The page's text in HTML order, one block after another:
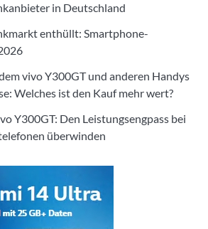
in Deutschland
enthüllt: Smartphone-
vivo Y300GT und anderen Handys
Welches ist den Kauf mehr wert?
Y300GT: Den Leistungsengpass bei
überwinden